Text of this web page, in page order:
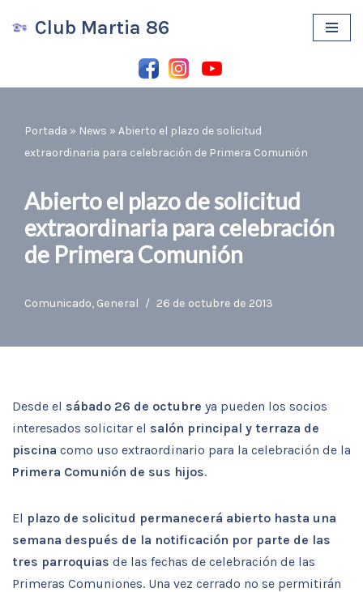
contenido
Club Martia 86
Portada » News » Abierto el plazo de solicitud
extraordinaria para celebración de Primera Comunión
Abierto el plazo de solicitud
extraordinaria para celebración
de Primera Comunión
Comunicado, General 26 de octubre de 2013
Desde el sábado 26 de octubre ya pueden los socios
interesados solicitar el salón principal y terraza de
piscina como uso extraordinario para la celebración de la
Primera Comunión de sus hijos.
El plazo de solicitud permanecerá abierto hasta una
semana después de la notificación por parte de las
tres parroquias de las fechas de celebración de las
Primeras Comuniones. Una vez cerrado no se permitirán